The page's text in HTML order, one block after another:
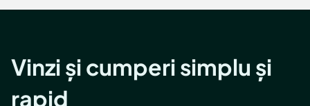
Vinzi și cumperi simplu și
rapid